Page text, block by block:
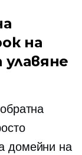
на
улавяне
домейни на